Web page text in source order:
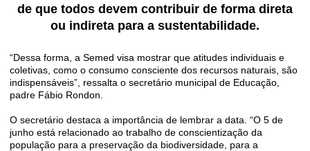
de que todos devem contribuir de forma direta
ou indireta para a sustentabilidade.
“Dessa forma, a Semed visa mostrar que atitudes individuais e
coletivas, como o consumo consciente dos recursos naturais, são
indispensáveis”, ressalta o secretário municipal de Educação,
padre Fábio Rondon.
O secretário destaca a importância de lembrar a data. “O 5 de
junho está relacionado ao trabalho de conscientização da
população para a preservação da biodiversidade, para a